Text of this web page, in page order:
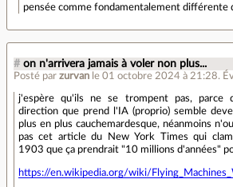
pensée comme fondamentalement différente
# on n'arrivera jamais à voler non plus...
Posté par zurvan le 01 octobre 2024 à 21:28.
j'espère qu'ils ne se trompent pas, parce
direction que prend l'IA (proprio) semble
plus en plus cauchemardesque, néanmoins
pas cet article du New York Times qui
1903 que ça prendrait "10 millions d'années"
https://en.wikipedia.org/wiki/